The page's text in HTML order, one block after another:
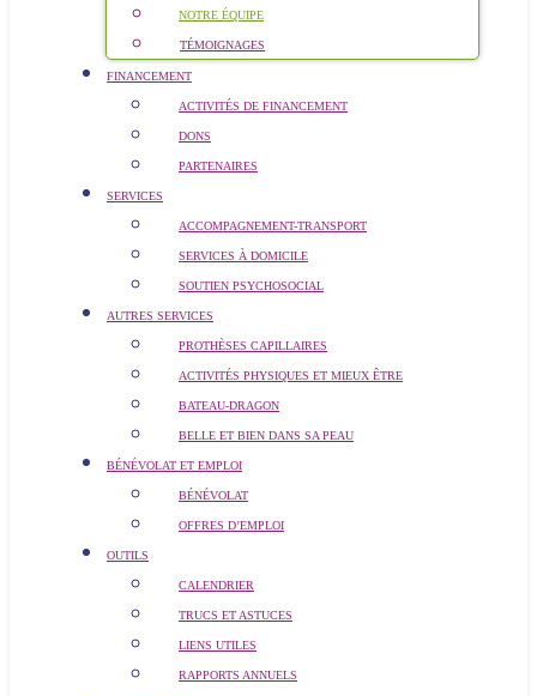
NOTRE ÉQUIPE
TÉMOIGNAGES
FINANCEMENT
ACTIVITÉS DE FINANCEMENT
DONS
PARTENAIRES
SERVICES
ACCOMPAGNEMENT-TRANSPORT
SERVICES À DOMICILE
SOUTIEN PSYCHOSOCIAL
AUTRES SERVICES
PROTHÈSES CAPILLAIRES
ACTIVITÉS PHYSIQUES ET MIEUX ÊTRE
BATEAU-DRAGON
BELLE ET BIEN DANS SA PEAU
BÉNÉVOLAT ET EMPLOI
BÉNÉVOLAT
OFFRES D’EMPLOI
OUTILS
CALENDRIER
TRUCS ET ASTUCES
LIENS UTILES
RAPPORTS ANNUELS